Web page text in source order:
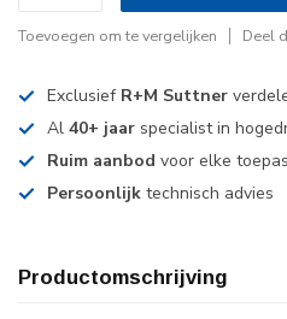
Toevoegen om te vergelijken Deel
Exclusief R+M Suttner
Al 40+ jaar specialist in
Ruim aanbod voor elke
Persoonlijk technisch advies
Productomschrijving